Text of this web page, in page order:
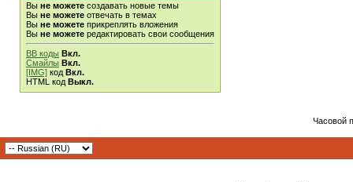
Вы не можете создавать новые темы
Вы не можете отвечать в темах
Вы не можете прикреплять вложения
Вы не можете редактировать свои сообщения
BB коды Вкл.
Смайлы Вкл.
[IMG] код Вкл.
HTML код Выкл.
Часовой